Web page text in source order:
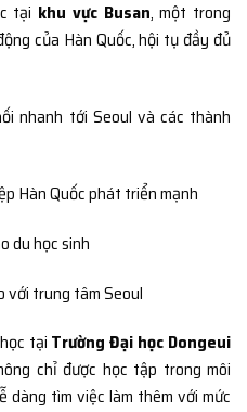
tại khu vực Busan, một trong
của Hàn Quốc, hội tụ đầy đủ
nhanh tới Seoul và các thành
Hàn Quốc phát triển mạnh
du học sinh
với trung tâm Seoul
tại Trường Đại học Dongeui
chỉ được học tập trong môi
dàng tìm việc làm thêm với mức